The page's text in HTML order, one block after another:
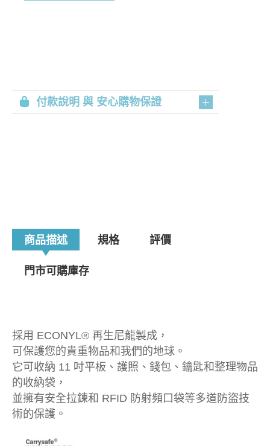
付款說明 與 安心購物保證
商品描述 規格 評價
門市可購庫存
採用 ECONYL® 再生尼龍製成，
可保護您的貴重物品和我們的地球。
它可收納 11 吋平板、護照、錢包、鑰匙和整理物品
的收納袋，
並擁有安全拉鍊和 RFID 防射頻口袋等多道防盜技
術的保護。